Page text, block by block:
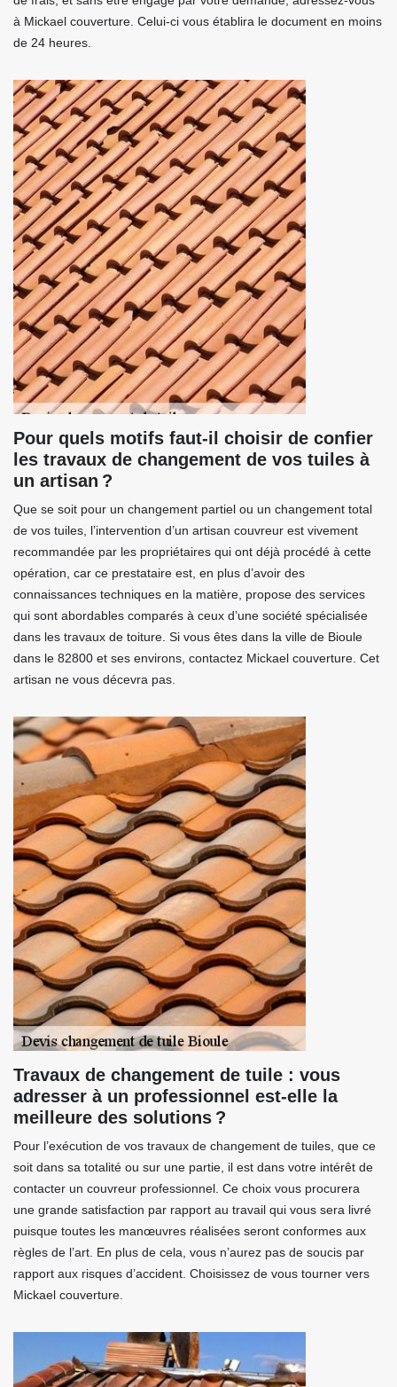
à Mickael couverture. Celui-ci vous établira le document en moins
de 24 heures.
Pour quels motifs faut-il choisir de confier
les travaux de changement de vos tuiles à
un artisan ?
Que se soit pour un changement partiel ou un changement total
de vos tuiles, l’intervention d’un artisan couvreur est vivement
recommandée par les propriétaires qui ont déjà procédé à cette
opération, car ce prestataire est, en plus d’avoir des
connaissances techniques en la matière, propose des services
qui sont abordables comparés à ceux d’une société spécialisée
dans les travaux de toiture. Si vous êtes dans la ville de Bioule
dans le 82800 et ses environs, contactez Mickael couverture. Cet
artisan ne vous décevra pas.
Travaux de changement de tuile : vous
adresser à un professionnel est-elle la
meilleure des solutions ?
Pour l’exécution de vos travaux de changement de tuiles, que ce
soit dans sa totalité ou sur une partie, il est dans votre intérêt de
contacter un couvreur professionnel. Ce choix vous procurera
une grande satisfaction par rapport au travail qui vous sera livré
puisque toutes les manœuvres réalisées seront conformes aux
règles de l’art. En plus de cela, vous n’aurez pas de soucis par
rapport aux risques d’accident. Choisissez de vous tourner vers
Mickael couverture.